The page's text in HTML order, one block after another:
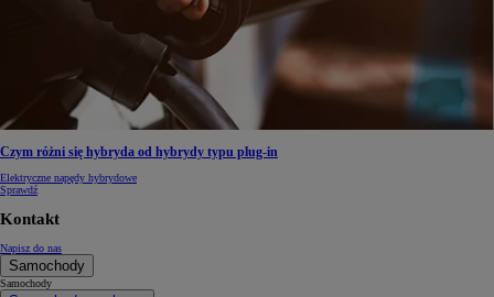
Czym różni się hybryda od hybrydy typu plug-in
Elektryczne napędy hybrydowe
Sprawdź
Kontakt
Napisz do nas
Samochody
Samochody